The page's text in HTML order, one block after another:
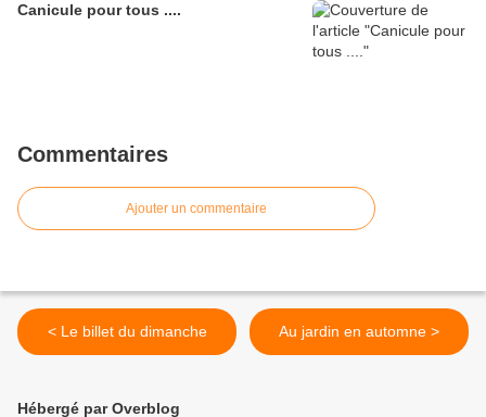
Canicule pour tous ....
Commentaires
Ajouter un commentaire
< Le billet du dimanche Au jardin en automne >
Hébergé par Overblog